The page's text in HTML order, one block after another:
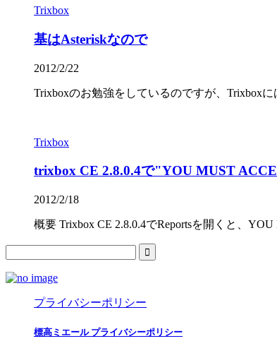
Trixbox
基はAsteriskなので
2012/2/22
Trixboxのお勉強をしているのですが、Trixbox
Trixbox
trixbox CE 2.8.0.4で"YOU MUST
2012/2/18
概要 Trixbox CE 2.8.0.4でReportsを開くと、
プライバシーポリシー
標高ミエール プライバシーポリシー